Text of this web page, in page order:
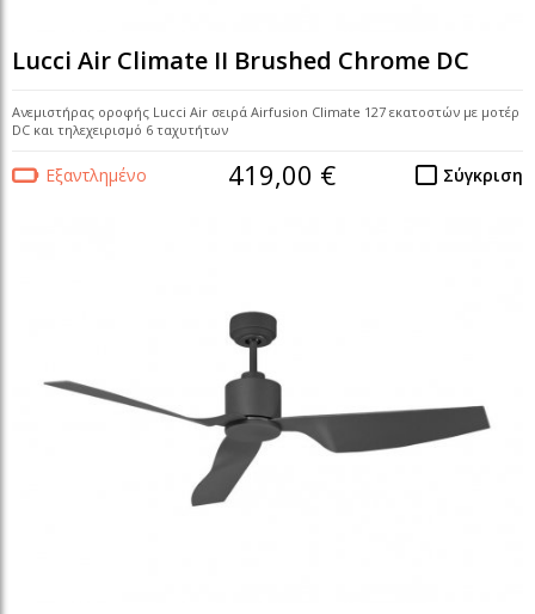
Lucci Air Climate II Brushed Chrome DC
Ανεμιστήρας οροφής Lucci Air σειρά Airfusion Climate 127 εκατοστών με μοτέρ
DC και τηλεχειρισμό 6 ταχυτήτων
Εξαντλημένο Σύγκριση
419,00 €